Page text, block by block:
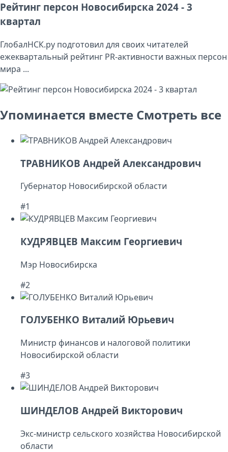
Рейтинг персон Новосибирска 2024 - 3
квартал
ГлобалНСК.ру подготовил для своих читателей
ежеквартальный рейтинг PR-активности важных персон
мира ...
Упоминается вместе Смотреть все
ТРАВНИКОВ Андрей Александрович
Губернатор Новосибирской области
#1
КУДРЯВЦЕВ Максим Георгиевич
Мэр Новосибирска
#2
ГОЛУБЕНКО Виталий Юрьевич
Министр финансов и налоговой политики
Новосибирской области
#3
ШИНДЕЛОВ Андрей Викторович
Экс-министр сельского хозяйства Новосибирской
области